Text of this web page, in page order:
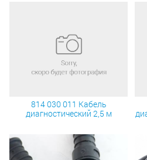
814 030 011 Кабель
диагностический 2,5 м